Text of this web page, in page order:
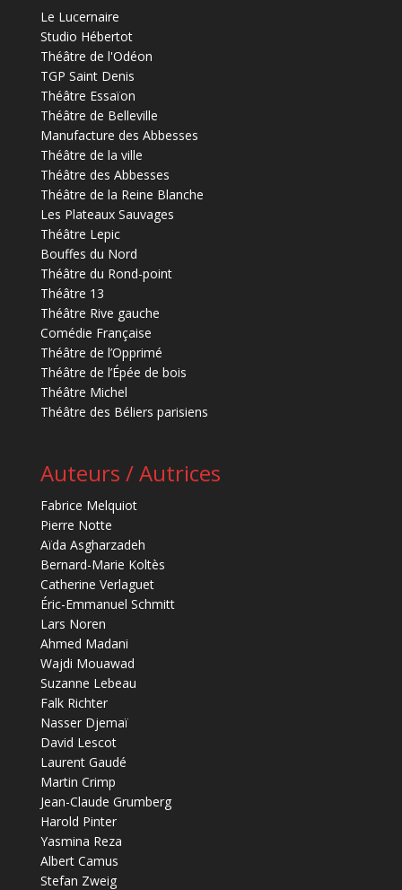
Le Lucernaire
Studio Hébertot
Théâtre de l'Odéon
TGP Saint Denis
Théâtre Essaïon
Théâtre de Belleville
Manufacture des Abbesses
Théâtre de la ville
Théâtre des Abbesses
Théâtre de la Reine Blanche
Les Plateaux Sauvages
Théâtre Lepic
Bouffes du Nord
Théâtre du Rond-point
Théâtre 13
Théâtre Rive gauche
Comédie Française
Théâtre de l’Opprimé
Théâtre de l’Épée de bois
Théâtre Michel
Théâtre des Béliers parisiens
Auteurs / Autrices
Fabrice Melquiot
Pierre Notte
Aïda Asgharzadeh
Bernard-Marie Koltès
Catherine Verlaguet
Éric-Emmanuel Schmitt
Lars Noren
Ahmed Madani
Wajdi Mouawad
Suzanne Lebeau
Falk Richter
Nasser Djemaï
David Lescot
Laurent Gaudé
Martin Crimp
Jean-Claude Grumberg
Harold Pinter
Yasmina Reza
Albert Camus
Stefan Zweig